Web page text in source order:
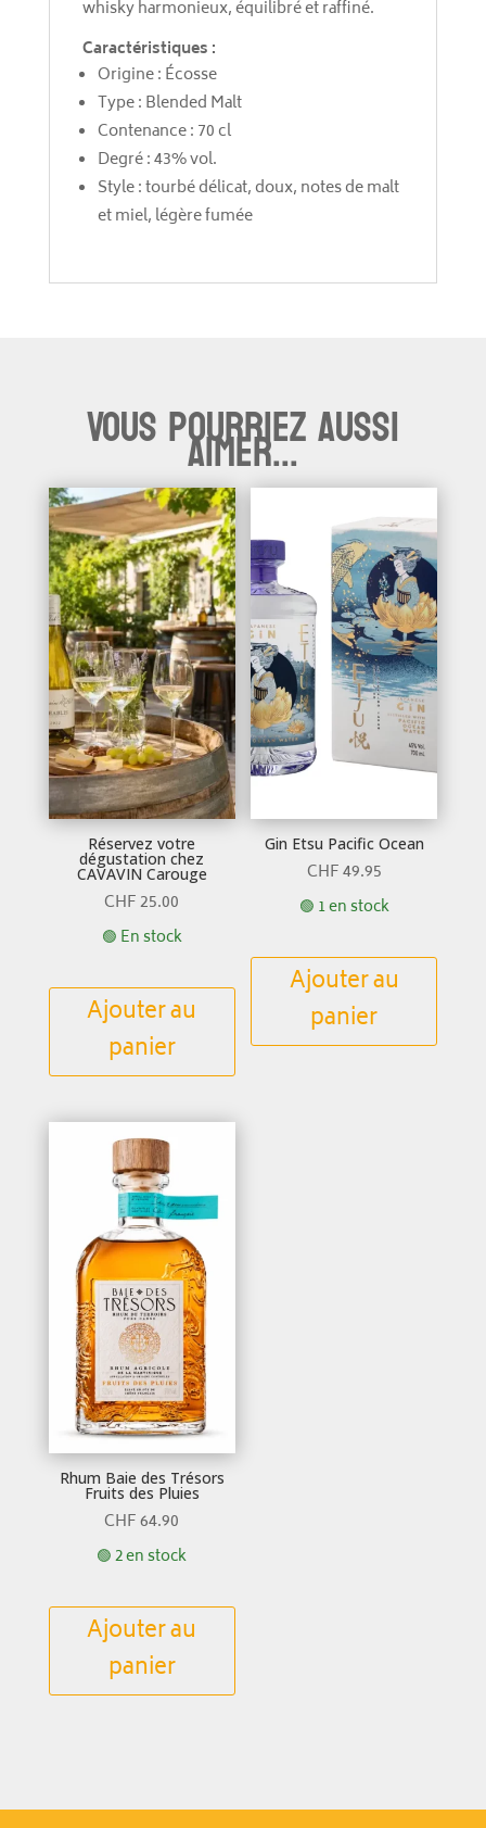
whisky harmonieux, équilibré et raffiné.
Caractéristiques :
Origine : Écosse
Type : Blended Malt
Contenance : 70 cl
Degré : 43% vol.
Style : tourbé délicat, doux, notes de malt
et miel, légère fumée
Vous pourriez aussi
aimer...
Réservez votre
dégustation chez
CAVAVIN Carouge
CHF25.00
🟢 En stock
Ajouter au
panier
Gin Etsu Pacific Ocean
CHF49.95
🟢 1 en stock
Ajouter au
panier
Rhum Baie des Trésors
Fruits des Pluies
CHF64.90
🟢 2 en stock
Ajouter au
panier